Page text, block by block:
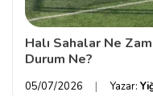
Halı Sahalar Ne
Durum Ne?
05/07/2026 Yazar: